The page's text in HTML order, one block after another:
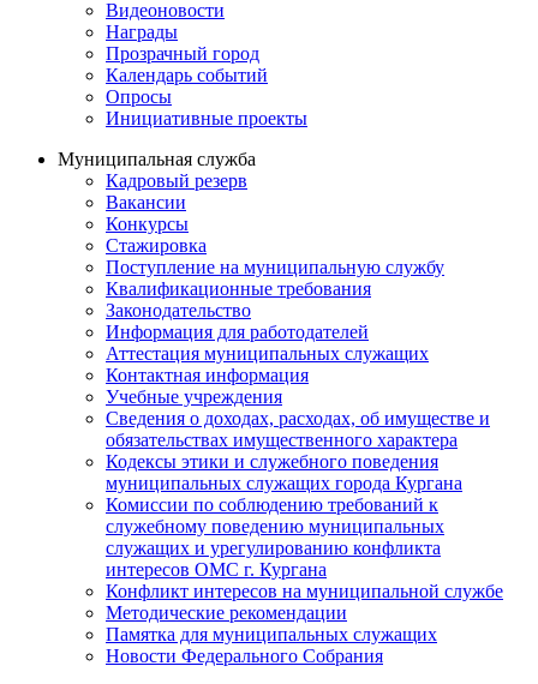
Видеоновости
Награды
Прозрачный город
Календарь событий
Опросы
Инициативные проекты
Муниципальная служба
Кадровый резерв
Вакансии
Конкурсы
Стажировка
Поступление на муниципальную службу
Квалификационные требования
Законодательство
Информация для работодателей
Аттестация муниципальных служащих
Контактная информация
Учебные учреждения
Сведения о доходах, расходах, об имуществе и
обязательствах имущественного характера
Кодексы этики и служебного поведения
муниципальных служащих города Кургана
Комиссии по соблюдению требований к
служебному поведению муниципальных
служащих и урегулированию конфликта
интересов ОМС г. Кургана
Конфликт интересов на муниципальной службе
Методические рекомендации
Памятка для муниципальных служащих
Новости Федерального Cобрания